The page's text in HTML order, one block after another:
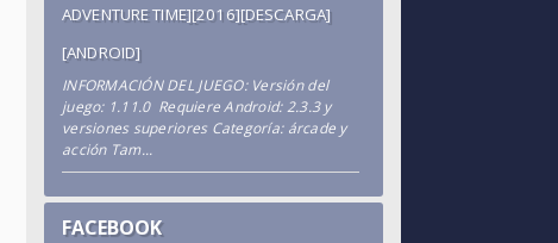
ADVENTURE TIME][2016][DESCARGA]
[ANDROID]
INFORMACIÓN DEL JUEGO: Versión del
juego: 1.11.0 Requiere Android: 2.3.3 y
versiones superiores Categoría: árcade y
acción Tam...
FACEBOOK